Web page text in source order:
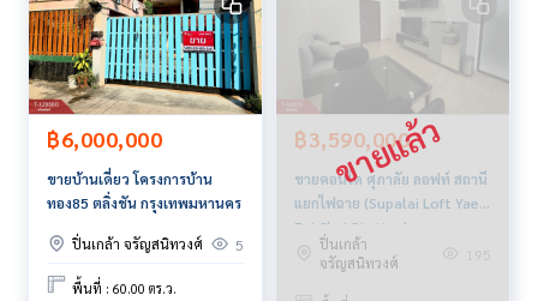
The Best Property Agent CO,.LTD. ผู้นำด้านธุรกิจนายหน้า ตัวแ
ทนอสังหาริมทรัพย์ครบวงจร ด้วยความเป็นมืออาชีพ ใช้เทคโนโล
ยี และ นวัตกรรมที่สร้างสรรค์ เพื่อส่งมอบบริการที่ดีที่สุดเพื่อคุณ ใ
ห้บริการด้าน ซื้อ ขาย เช่า อสังหาริมทรัพย์
฿6,000,000
ขายบ้านเดี่ยว โครงการบ้าน
ทอง85 ตลิ่งชัน กรุงเทพมหานคร
ปิ่นเกล้า จรัญสนิทวงศ์ 5
พื้นที่ : 60.00 ตร.ว.
฿3,590,000
ขายคอนโด ศุภาลัย ลอฟท์ สถานี
แยกไฟฉาย (Supalai Loft Yaek
Fai Chai Station)
กรุงเทพมหานคร
ปิ่นเกล้า
จรัญสนิทวงศ์
195